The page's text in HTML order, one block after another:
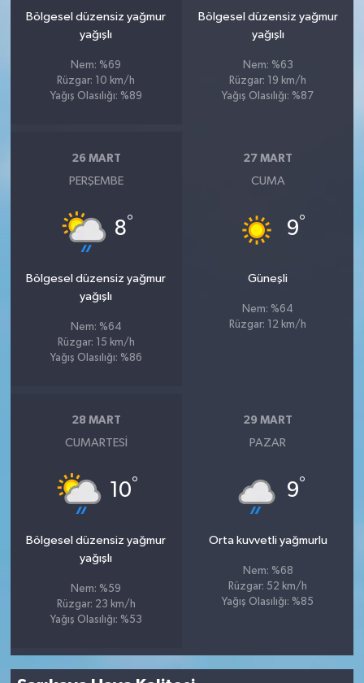
Bölgesel düzensiz yağmur
yağışlı
Nem: %69
Rüzgar: 10 km/h
Yağış Olasılığı: %89
Bölgesel düzensiz yağmur
yağışlı
Nem: %63
Rüzgar: 19 km/h
Yağış Olasılığı: %87
26 MART
PERŞEMBE
8°
Bölgesel düzensiz yağmur
yağışlı
Nem: %64
Rüzgar: 15 km/h
Yağış Olasılığı: %86
27 MART
CUMA
9°
Güneşli
Nem: %64
Rüzgar: 12 km/h
28 MART
CUMARTESI
10°
Bölgesel düzensiz yağmur
yağışlı
Nem: %59
Rüzgar: 23 km/h
Yağış Olasılığı: %53
29 MART
PAZAR
9°
Orta kuvvetli yağmurlu
Nem: %68
Rüzgar: 52 km/h
Yağış Olasılığı: %85